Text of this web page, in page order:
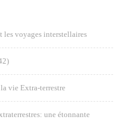
les voyages interstellaires
vie Extra-terrestre
une étonnante